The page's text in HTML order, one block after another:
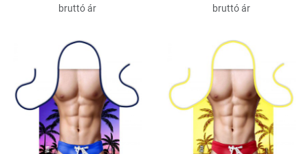
bruttó ár
bruttó ár
Hozzáadás a kívánságlistához
Összehasonlítás
Gyors nézet